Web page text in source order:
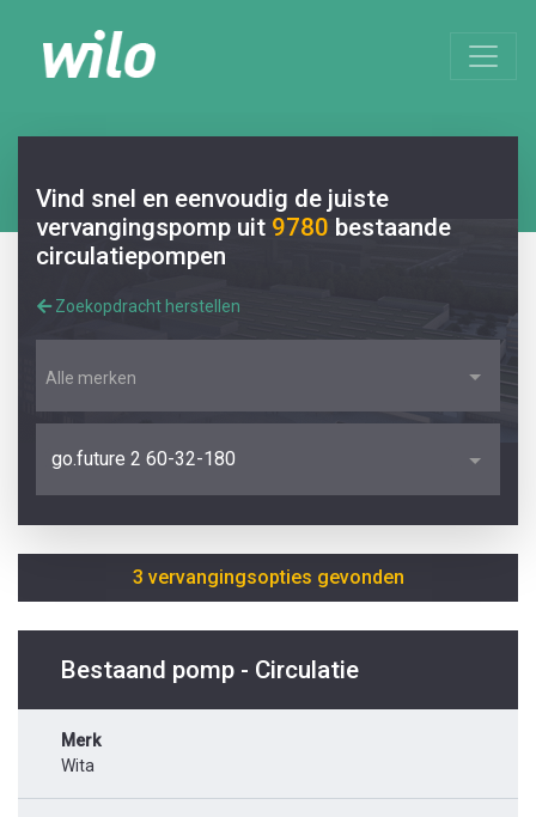
Vind snel en eenvoudig de juiste
vervangingspomp uit 9780 bestaande
circulatiepompen
Zoekopdracht herstellen
Alle merken
go.future 2 60-32-180
3 vervangingsopties gevonden
Bestaand pomp - Circulatie
Merk
Wita